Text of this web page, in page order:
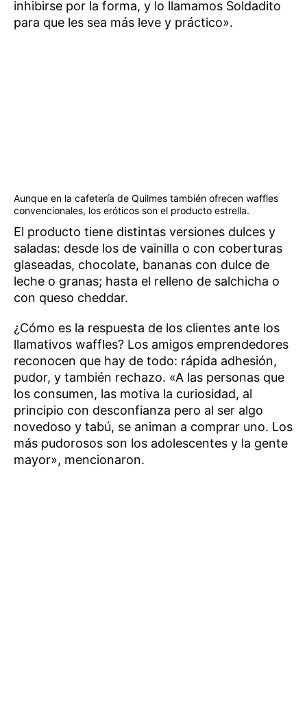
inhibirse por la forma, y lo llamamos Soldadito
para que les sea más leve y práctico».
Aunque en la cafetería de Quilmes también ofrecen waffles
convencionales, los eróticos son el producto estrella.
El producto tiene distintas versiones dulces y
saladas: desde los de vainilla o con coberturas
glaseadas, chocolate, bananas con dulce de
leche o granas; hasta el relleno de salchicha o
con queso cheddar.
¿Cómo es la respuesta de los clientes ante los
llamativos waffles? Los amigos emprendedores
reconocen que hay de todo: rápida adhesión,
pudor, y también rechazo. «A las personas que
los consumen, las motiva la curiosidad, al
principio con desconfianza pero al ser algo
novedoso y tabú, se animan a comprar uno. Los
más pudorosos son los adolescentes y la gente
mayor», mencionaron.